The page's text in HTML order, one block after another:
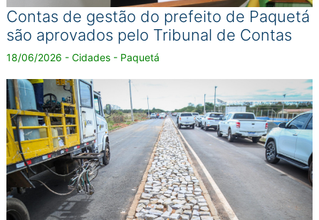
Contas de gestão do prefeito de Paquetá
são aprovados pelo Tribunal de Contas
18/06/2026 - Cidades - Paquetá